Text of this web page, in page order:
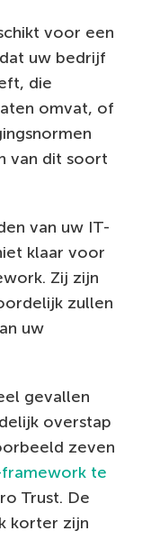
voor een
uw bedrijf
die
omvat, of
van dit soort
van uw IT-
klaar voor
Zij zijn
zullen
uw
gevallen
overstap
zeven
te
Trust. De
korter zijn